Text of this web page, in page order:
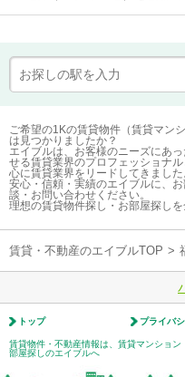
ご希望の1Kの賃貸物件（賃貸マン
は見つかりましたか？
エイブルは、お客様のニーズにあ
せる賃貸業界のプロフェッショナ
心に賃貸業界をリードしてきました
安心・信頼・実績のエイブルに、
談・お問い合わせください。
理想の賃貸物件探し・お部屋探しを
賃貸・不動産のエイブルTOP >
トップ プライバ
賃貸物件・不動産情報は、賃貸マンショ
部屋探しのエイブルへ